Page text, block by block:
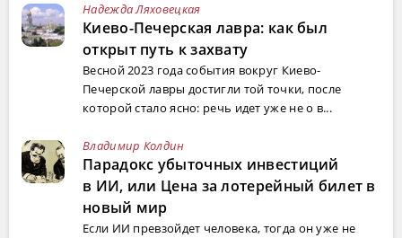
Надежда Ляховецкая
Киево-Печерская лавра: как был
открыт путь к захвату
Весной 2023 года события вокруг Киево-
Печерской лавры достигли той точки, после
которой стало ясно: речь идет уже не о в...
Владимир Колдин
Парадокс убыточных инвестиций
в ИИ, или Цена за лотерейный билет в
новый мир
Если ИИ превзойдет человека, тогда он уже не